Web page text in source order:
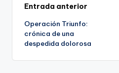
Navegación
de
entradas
Entrada anterior
Operación Triunfo:
crónica de una
despedida dolorosa